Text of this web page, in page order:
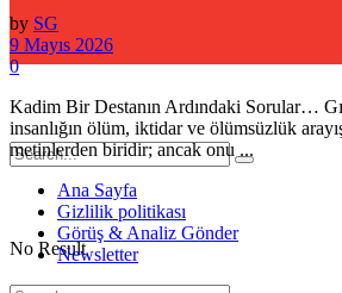
No Result
by SG
9 Mayıs 2026
0
Kadim Bir Destanın Ardındaki Sorular…
insanlığın ölüm, iktidar ve ölümsüzlük
metinlerden biridir; ancak onu ...
Ana Sayfa
Gizlilik politikası
Görüş & Analiz Gönder
Newsletter